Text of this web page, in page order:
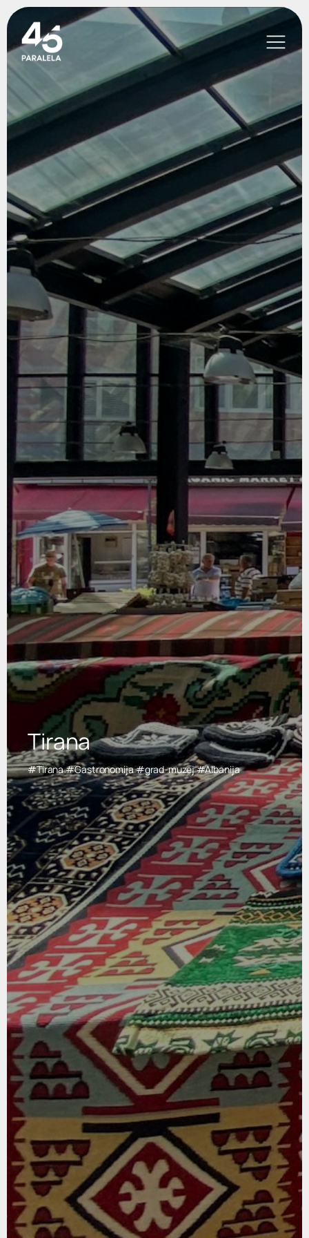
Tirana
#Tirana #Gastronomija #grad-muzej #Albanija